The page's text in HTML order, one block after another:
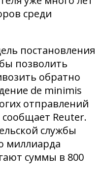
среди
постановления
позволить
обратно
de minimis
отправлений
Reuter.
службы
миллиарда
суммы в 800